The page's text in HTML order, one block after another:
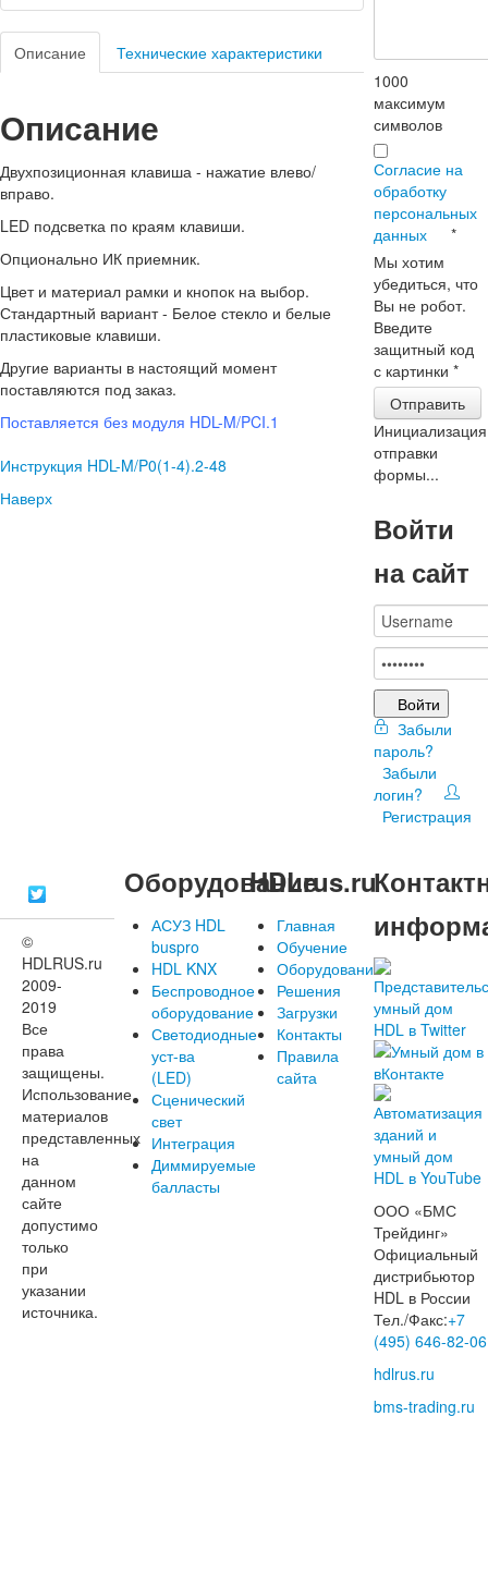
Описание Технические характеристики
Описание
Двухпозиционная клавиша - нажатие влево/
вправо.
LED подсветка по краям клавиши.
Опционально ИК приемник.
Цвет и материал рамки и кнопок на выбор.
Стандартный вариант - Белое стекло и белые
пластиковые клавиши.
Другие варианты в настоящий момент
поставляются под заказ.
Поставляется без модуля HDL-M/PCI.1
Инструкция HDL-M/P0(1-4).2-48
Наверх
1000
максимум
символов
Согласие на
обработку
персональных
данных
*
Мы хотим
убедиться, что
Вы не робот.
Введите
защитный код
с картинки*
Отправить
Инициализация
отправки
формы...
Войти
на сайт
Войти
Забыли
пароль?
Забыли
логин?
Регистрация
©
HDLRUS.ru
2009-
2019
Все
права
защищены.
Использование
материалов
представленных
на
данном
сайте
допустимо
только
при
указании
источника.
Оборудование
АСУЗ HDL
buspro
HDL KNX
Беспроводное
оборудование
Светодиодные
уст-ва
(LED)
Сценический
свет
Интеграция
Диммируемые
балласты
HDLrus.ru
Главная
Обучение
Оборудование
Решения
Загрузки
Контакты
Правила
сайта
ООО «БМС
Трейдинг»
Официальный
дистрибьютор
HDL в России
Тел./Факс:+7
(495) 646-82-06
hdlrus.ru
bms-trading.ru